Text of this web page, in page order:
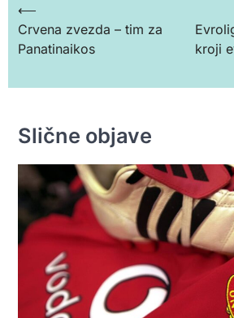
Кретање
чланка
⟵
Crvena zvezda – tim za
Panatinaikos
kroji
Slične objave